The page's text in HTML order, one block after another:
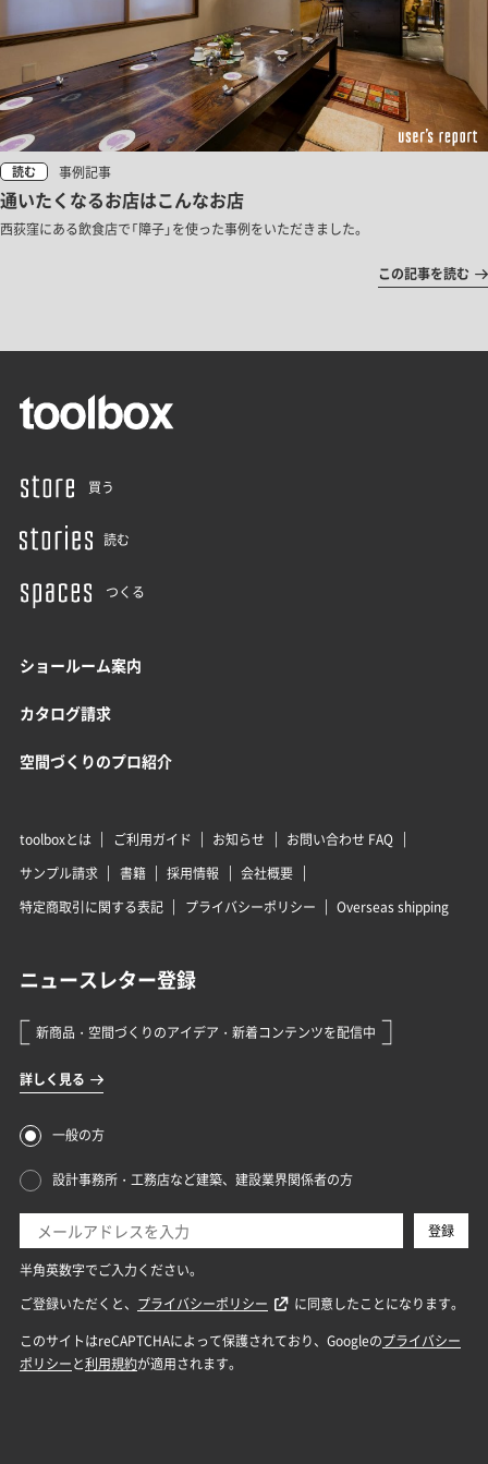
読む 事例記事
通いたくなるお店はこんなお店
西荻窪にある飲食店で「障子」を使った事例をいただきました。
この記事を読む
買う
読む
つくる
ショールーム案内
カタログ請求
空間づくりのプロ紹介
toolboxとは ご利用ガイド お知らせ
お問い合わせ FAQ
サンプル請求
書籍 採用情報
会社概要
特定商取引に関する表記
プライバシーポリシー Overseas shipping